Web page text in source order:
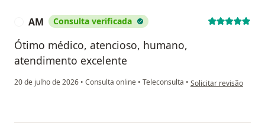
AM Consulta verificada
Ótimo médico, atencioso, humano,
atendimento excelente
20 de julho de 2026 • Consulta online • Teleconsulta • na opinião do
Solicitar revisão